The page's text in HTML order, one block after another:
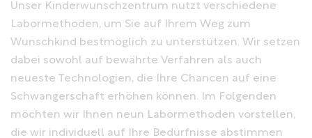
Unser Kinderwunschzentrum nutzt verschiedene
Labormethoden, um Sie auf Ihrem Weg zum
Wunschkind bestmöglich zu unterstützen. Wir setzen
dabei sowohl auf bewährte Verfahren als auch
neueste Technologien, die Ihre Chancen auf eine
Schwangerschaft erhöhen können. Im Folgenden
möchten wir Ihnen neun Labormethoden vorstellen,
die wir individuell auf Ihre Bedürfnisse abstimmen